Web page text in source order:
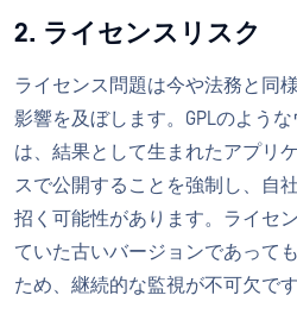
2. ライセンスリスク
ライセンス問題は今や法務と同
影響を及ぼします。GPLのよう
は、結果として生まれたアプリ
スで公開することを強制し、自
招く可能性があります。ライセ
ていた古いバージョンであって
ため、継続的な監視が不可欠です